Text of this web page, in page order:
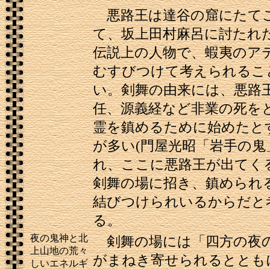
悪路王は達谷の窟にたて
て、坂上田村麻呂に討たれ
伝説上の人物で、蝦夷のア
むすびつけて考えられるこ
い。剣舞の由来には、悪路
任、源義経など非業の死を
霊を鎮めるために始めたと
が多い(門屋光昭「岩手の
れ、ここに悪路王が出てく
剣舞の場に招き、鎮められ
結びつけられいるからだと
る。
夜の鬼神と北
上山地の荒々
しいエネルギ
剣舞の場には「四方の夜
がまねき寄せられるととも